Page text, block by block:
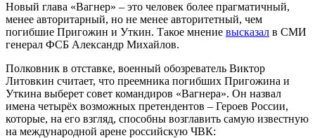
Новый глава «Вагнер» – это человек более прагматичный,
менее авторитарный, но не менее авторитетный, чем
погибшие Пригожин и Уткин. Такое мнение высказал в СМИ
генерал ФСБ Александр Михайлов.
Полковник в отставке, военный обозреватель Виктор
Литовкин считает, что преемника погибших Пригожина и
Уткина выберет совет командиров «Вагнера». Он назвал
имена четырёх возможных претендентов – Героев России,
которые, на его взгляд, способны возглавить самую известную
на международной арене российскую ЧВК: